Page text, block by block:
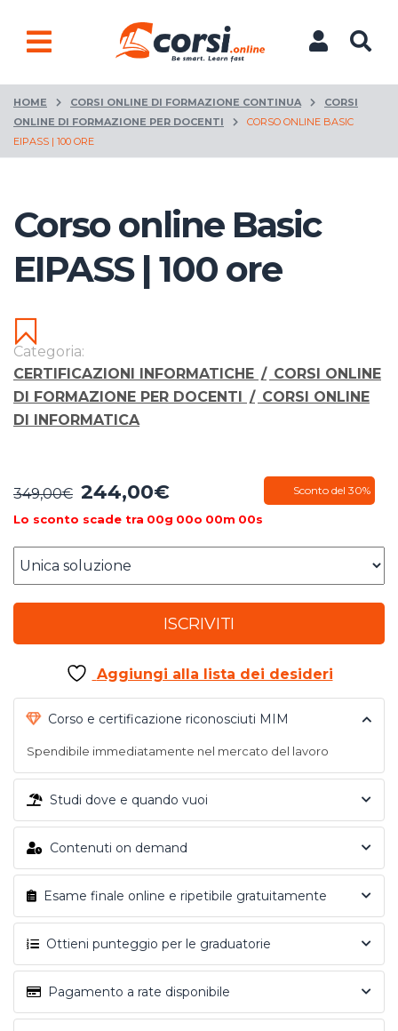
HOME CORSI ONLINE DI FORMAZIONE CONTINUA
CORSI
ONLINE DI FORMAZIONE PER DOCENTI
CORSO ONLINE BASIC
EIPASS | 100 ORE
Corso online Basic
EIPASS | 100 ore
Categoria:
CERTIFICAZIONI INFORMATICHE / CORSI ONLINE
DI FORMAZIONE PER DOCENTI
/ CORSI ONLINE
DI INFORMATICA
349,00€ Il
prezzo
era:
349,00€.
244,00€Il
attuale
è:
Sconto del 30%
Lo sconto scade tra 00g 00o 00m 00s
ISCRIVITI
Aggiungi alla lista dei desideri
Corso e certificazione riconosciuti MIM
Spendibile immediatamente nel mercato del lavoro
Studi dove e quando vuoi
Contenuti on demand
Esame finale online e ripetibile gratuitamente
Ottieni punteggio per le graduatorie
Pagamento a rate disponibile